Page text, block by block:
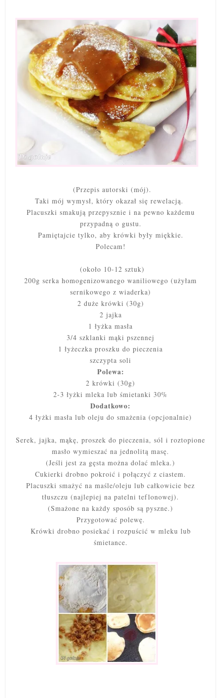
(Przepis autorski (mój).
Taki mój wymysł, który okazał się rewelacją.
Placuszki smakują przepysznie i na pewno każdemu
przypadną o gustu.
Pamiętajcie tylko, aby krówki były miękkie.
Polecam!
(około 10-12 sztuk)
200g serka homogenizowanego waniliowego (użyłam
sernikowego z wiaderka)
2 duże krówki (30g)
2 jajka
1 łyżka masła
3/4 szklanki mąki pszennej
1 łyżeczka proszku do pieczenia
szczypta soli
Polewa:
2 krówki (30g)
2-3 łyżki mleka lub śmietanki 30%
Dodatkowo:
4 łyżki masła lub oleju do smażenia (opcjonalnie)
Serek, jajka, mąkę, proszek do pieczenia, sól i roztopione
masło wymieszać na jednolitą masę.
(Jeśli jest za gęsta można dolać mleka.)
Cukierki drobno pokroić i połączyć z ciastem.
Placuszki smażyć na maśle/oleju lub całkowicie bez
tłuszczu (najlepiej na patelni teflonowej).
(Smażone na każdy sposób są pyszne.)
Przygotować polewę.
Krówki drobno posiekać i rozpuścić w mleku lub
śmietance.